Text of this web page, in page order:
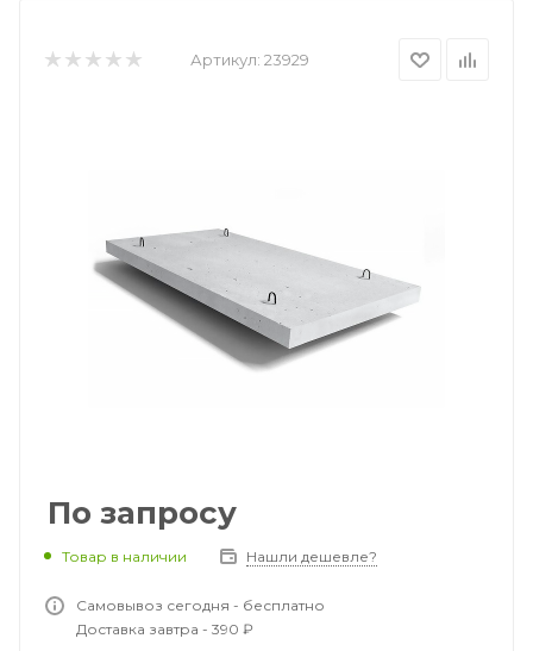
Артикул: 23929
По запросу
Товар в наличии Нашли дешевле?
Самовывоз сегодня - бесплатно
Доставка завтра - 390 ₽